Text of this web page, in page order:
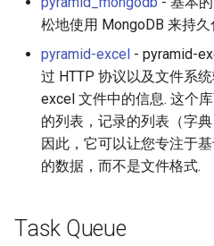
松地使用 MongoDB 来持
pyramid-excel - pyramid-
过 HTTP 协议以及文件系
excel 文件中的信息. 这个
的列表，记录的列表（字
因此，它可以让您专注于
的数据，而不是文件格式.
Task Queue